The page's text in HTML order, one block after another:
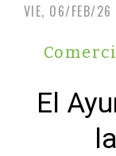
VIE, 06/FEB/26
El